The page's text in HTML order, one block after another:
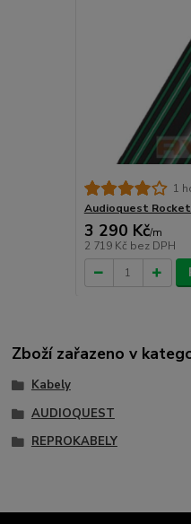
1
Audioquest
3 290 Kč/m
2 719 Kč bez DPH
Zboží zařazeno v
Kabely
AUDIOQUEST
REPROKABELY